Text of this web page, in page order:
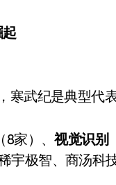
寒武纪是典型代表
8家）、视觉识别
极智、商汤科